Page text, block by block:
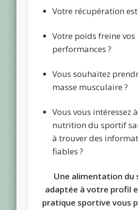
Votre récupération
Votre poids freine vos
performances ?
Vous souhaitez
masse musculaire ?
Vous vous intéressez
nutrition du sportif
à trouver des
fiables ?
Une alimentation
adaptée à votre profil
pratique sportive vous